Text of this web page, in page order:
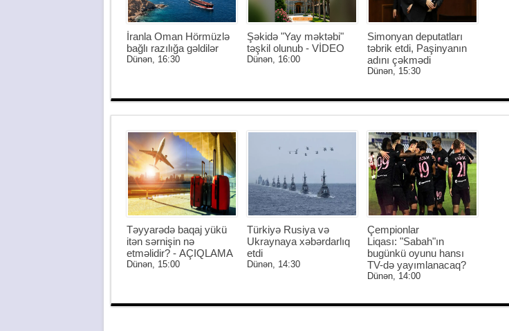
İranla Oman Hörmüzlə
bağlı razılığa gəldilər
Dünən, 16:30
Şəkidə "Yay məktəbi"
təşkil olunub - VİDEO
Dünən, 16:00
Simonyan deputatları
təbrik etdi, Paşinyanın
adını çəkmədi
Dünən, 15:30
Təyyarədə baqaj yükü
itən sərnişin nə
etməlidir? - AÇIQLAMA
Dünən, 15:00
Türkiyə Rusiya və
Ukraynaya xəbərdarlıq
etdi
Dünən, 14:30
Çempionlar
Liqası: "Sabah"ın
bugünkü oyunu hansı
TV-də yayımlanacaq?
Dünən, 14:00